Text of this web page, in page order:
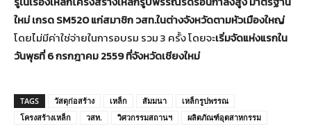
ใหม่ เกรด SM520 แก่สมาชิก วสท.ในต่างจังหวัดตามหัวเมืองใหญ่
โดยไม่มีค่าใช่จ่ายในการอบรม รวม 3 ครั้ง โดยจะเริ่มจัดแห่งแรกใน
วันพุธที่ 6 กรกฎาคม 2559 ที่จังหวัดเชียงใหม่
TAGS วัสดุก่อสร้าง เหล็ก สัมมนา
เหล็กรูปพรรณ
โครงสร้างเหล็ก
วสท. วิศวกรรมสถานฯ ผลิตภัณฑ์อุตสาหกรรม